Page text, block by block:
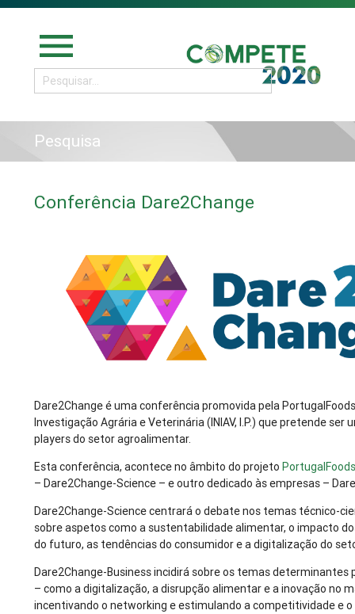
menu
Pesquisa
Conferência Dare2Change
Dare2Change é uma conferência promovida pela
Investigação Agrária e Veterinária (INIAV, I.P.) que pretende
players do setor agroalimentar.
Esta conferência, acontece no âmbito do projeto
– Dare2Change-Science – e outro dedicado às empresas –
Dare2Change-Science centrará o debate nos temas técnico-
sobre aspetos como a sustentabilidade alimentar, o impacto
do futuro, as tendências do consumidor e a digitalização do
Dare2Change-Business incidirá sobre os temas
– como a digitalização, a disrupção alimentar e a inovação no
incentivando o networking e estimulando a competitividade e